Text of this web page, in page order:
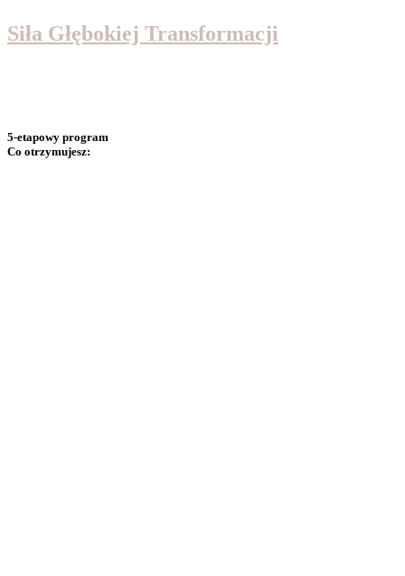
Siła Głębokiej Transformacji
5-etapowy program
Co otrzymujesz: